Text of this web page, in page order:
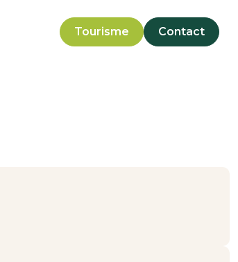
Tourisme Contact